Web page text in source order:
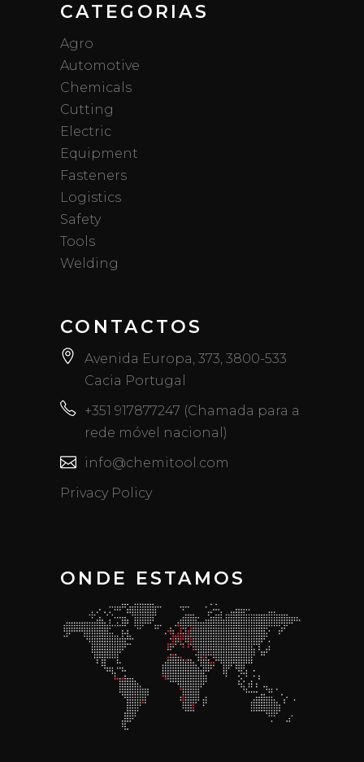
CATEGORIAS
Agro
Automotive
Chemicals
Cutting
Electric
Equipment
Fasteners
Logistics
Safety
Tools
Welding
CONTACTOS
Avenida Europa, 373, 3800-533
Cacia Portugal
+351 917877247 (Chamada para a
rede móvel nacional)
info@chemitool.com
Privacy Policy
ONDE ESTAMOS